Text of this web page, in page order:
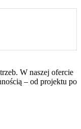
W naszej ofercie
– od projektu po